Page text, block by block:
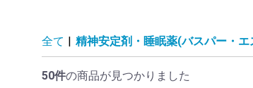
全て 精神安定剤・睡眠薬(バスパー・
50件の商品が見つかりました